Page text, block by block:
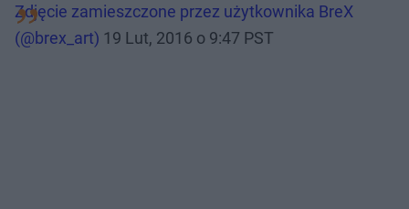
Zdjęcie zamieszczone przez użytkownika BreX
(@brex_art) 19 Lut, 2016 o 9:47 PST